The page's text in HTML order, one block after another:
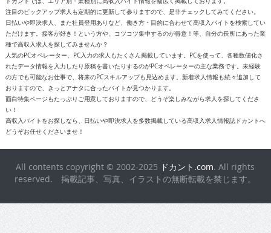
注目のピックアップ求人も定期的に更新して参りますので、是非チェックしてみてください。
日払いや即決求人、また社員登用ありなど、働き方・目的に合わせて高収入バイトを検索してい
ただけます。接客が好き！という方や、コツコツ集中するのが得意！等、自分の長所にあった業
種で高収入求人を探してみませんか？
人気のPCオペレーター、PC入力の求人もたくさん掲載しています。PCを使って、各種数値化さ
れたデータ情報を入力したり原稿を書いたりするのがPCオペレーターの主な業務です。未経験
の方でも可能なお仕事で、将来のPCスキルアップも見込めます。新着求人情報も続々追加して
おりますので、きっとアナタに合ったバイトが見つかります。
面白特集ページもたっぷりご用意しておりますので、どうぞ楽しみながら求人を探してくださ
い！
高収入バイトをお探しなら、日払いや即決求人を多数掲載している高収入求人情報誌ドカントへ
どうぞお任せくださいませ！
All contents copyright © 2002-2025 ドカント.com. All rights
reserved. 掲載記事、写真、イラストの無断転載を禁じます。